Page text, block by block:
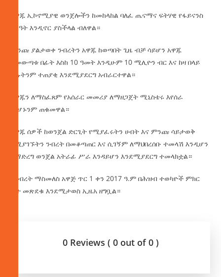
አዋጁ ኢኮኖሚያዊ ወንጀሎችን ከመከላከል ባለፈ ጤናማና ፍትሃዊ የፋይናንስ
ስርዓት እንዲኖር ያስችላል ብለዋል።
ምንጩ ያልታወቀ ንብረትን አዋጁ ከወጣበት ጊዜ ብቻ ሳይሆን አዋጁ
ከመውጣቱ በፊት እስከ 10 ዓመት እንዲሁም 10 ሚሊዮን ብር እና ከዛ በላይ
ያሉትንም ተጠያቂ እንደሚያደርግ አብራርተዋል።
አዋጁን ለማስፈጸም የአሰራር መመሪያ ለማዘጋጀት ሚኒስቴሩ እየሰራ
መሆኑንም ጠቁመዋል።
አዋጁ ሰዎች ከወንጀል ድርጊት የሚያፈሩትን ሀብት እና ምንጩ ሳይታወቅ
የሚያገኙትን ንብረት በመቆጣጠር እና ሲገኝም ለማህበረሰቡ ተመላሽ እንዲሆን
በማድረግ ወንጀል አትራፊ ሥራ እንዳይሆን እንደሚያደርግ ተመላክቷል።
የንብረት ማስመለስ አዋጅ ጥር 1 ቀን 2017 ዓ.ም በሕዝብ ተወካዮች ምክር
ቤት መጽደቁ እንደሚታወስ ኢዜአ ዘግቧል።
0 Reviews ( 0 out of 0 )